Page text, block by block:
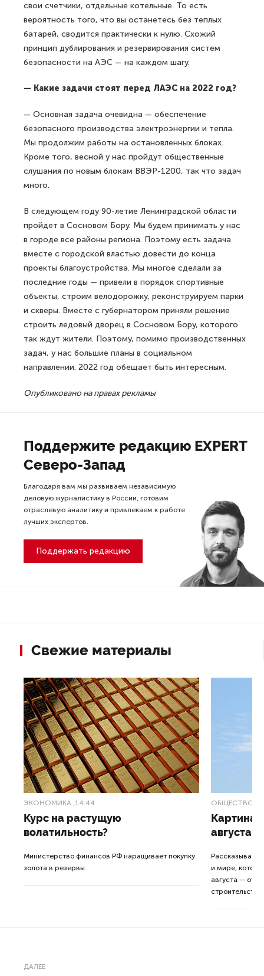
свои счетчики, отдельные котельные. То есть
вероятность того, что вы останетесь без теплых
батарей, сводится практически к нулю. Схожий
принцип дублирования и резервирования систем
безопасности на АЭС — на каждом шагу.
— Какие задачи стоят перед ЛАЭС на 2022 год?
— Основная задача очевидна — обеспечение
безопасного производства электроэнергии и тепла.
Мы продолжим работы на остановленных блоках.
Кроме того, весной у нас пройдут общественные
слушания по новым блокам ВВЭР-1200, так что задач
много.
В следующем году 90-летие Ленинградской области
пройдет в Сосновом Бору. Мы будем принимать у нас
в городе все районы региона. Поэтому есть задача
вместе с городской властью довести до конца
проекты благоустройства. Мы многое сделали за
последние годы — привели в порядок спортивные
объекты, строим велодорожку, реконструируем парки
и скверы. Вместе с губернатором приняли решение
строить ледовый дворец в Сосновом Бору, которого
так ждут жители. Поэтому, помимо производственных
задач, у нас большие планы в социальном
направлении. 2022 год обещает быть интересным.
Опубликовано на правах рекламы
Поддержите редакцию EXPERT
Северо-Запад
Благодаря вам мы развиваем независимую
деловую журналистику в России, готовим
отраслевую аналитику и привлекаем к работе
лучших экспертов.
Поддержать редакцию
Свежие материалы
ЭКОНОМИКА ,14:44
Курс на растущую
волатильность?
Министерство финансов РФ наращивает покупку
золота в резервы.
ОБЩЕСТВО
Картина
августа
Рассказываем
и мире,
августа — от
ДАЛЕЕ